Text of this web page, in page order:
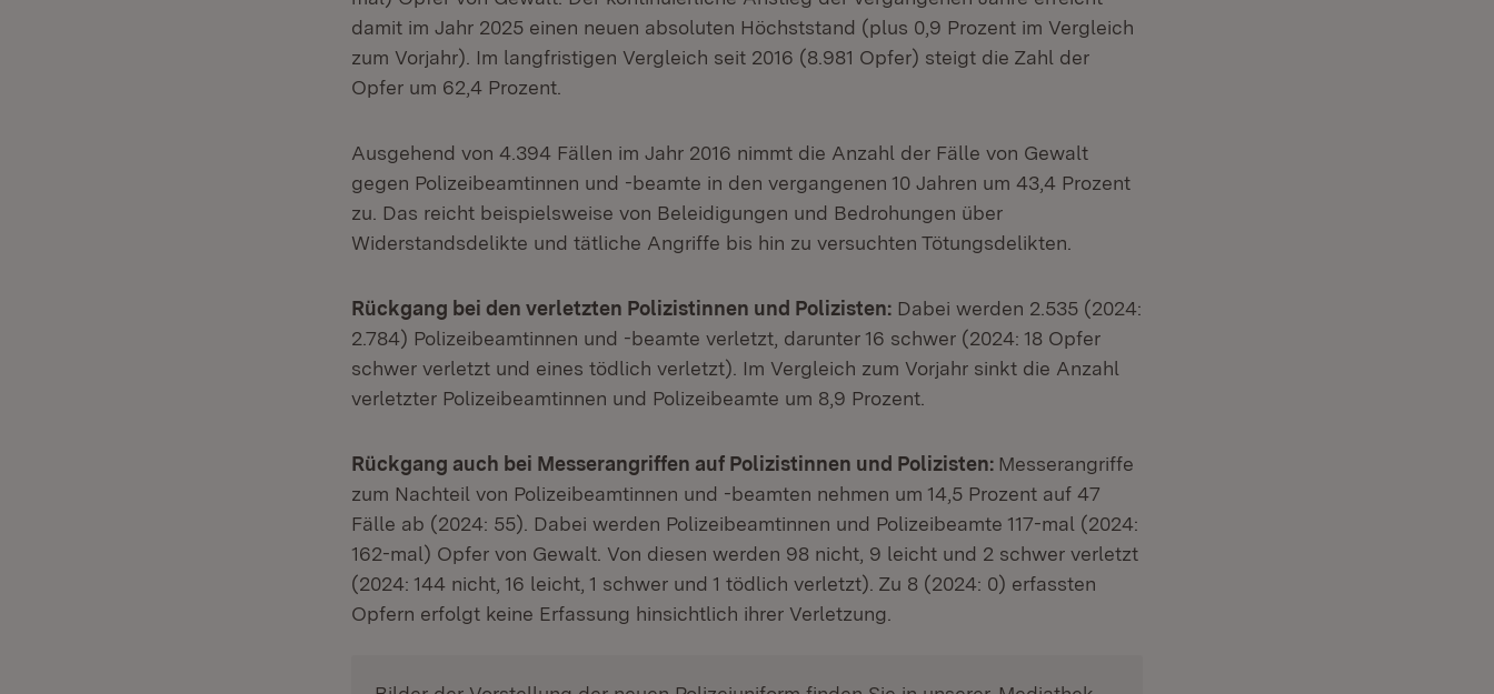
damit im Jahr 2025 einen neuen absoluten Höchststand (plus 0,9 Prozent im Vergleich
zum Vorjahr). Im langfristigen Vergleich seit 2016 (8.981 Opfer) steigt die Zahl der
Opfer um 62,4 Prozent.
Ausgehend von 4.394 Fällen im Jahr 2016 nimmt die Anzahl der Fälle von Gewalt
gegen Polizeibeamtinnen und -beamte in den vergangenen 10 Jahren um 43,4 Prozent
zu. Das reicht beispielsweise von Beleidigungen und Bedrohungen über
Widerstandsdelikte und tätliche Angriffe bis hin zu versuchten Tötungsdelikten.
Rückgang bei den verletzten Polizistinnen und Polizisten: Dabei werden 2.535 (2024:
2.784) Polizeibeamtinnen und -beamte verletzt, darunter 16 schwer (2024: 18 Opfer
schwer verletzt und eines tödlich verletzt). Im Vergleich zum Vorjahr sinkt die Anzahl
verletzter Polizeibeamtinnen und Polizeibeamte um 8,9 Prozent.
Rückgang auch bei Messerangriffen auf Polizistinnen und Polizisten: Messerangriffe
zum Nachteil von Polizeibeamtinnen und -beamten nehmen um 14,5 Prozent auf 47
Fälle ab (2024: 55). Dabei werden Polizeibeamtinnen und Polizeibeamte 117-mal (2024:
162-mal) Opfer von Gewalt. Von diesen werden 98 nicht, 9 leicht und 2 schwer verletzt
(2024: 144 nicht, 16 leicht, 1 schwer und 1 tödlich verletzt). Zu 8 (2024: 0) erfassten
Opfern erfolgt keine Erfassung hinsichtlich ihrer Verletzung.